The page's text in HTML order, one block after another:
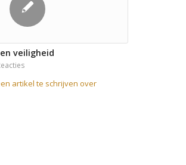
veiligheid
artikel te schrijven over